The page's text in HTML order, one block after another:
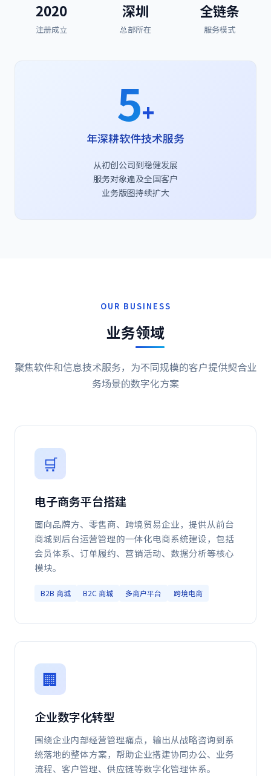
2020
注册成立
深圳
总部所在
全链条
服务模式
5+
年深耕软件技术服务
从初创公司到稳健发展
服务对象遍及全国客户
业务版图持续扩大
OUR BUSINESS
业务领域
聚焦软件和信息技术服务，为不同规模的客户提供契合业
务场景的数字化方案
🛒
电子商务平台搭建
面向品牌方、零售商、跨境贸易企业，提供从前台
商城到后台运营管理的一体化电商系统建设，包括
会员体系、订单履约、营销活动、数据分析等核心
模块。
B2B 商城 B2C 商城 多商户平台 跨境电商
🏢
企业数字化转型
围绕企业内部经营管理痛点，输出从战略咨询到系
统落地的整体方案，帮助企业搭建协同办公、业务
流程、客户管理、供应链等数字化管理体系。